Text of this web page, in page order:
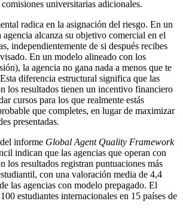
universitarias adicionales.
radica en la asignación del riesgo. En un
alcanza su objetivo comercial en el
independientemente de si después recibes
En un modelo alineado con los
la agencia no gana nada a menos que te
diferencia estructural significa que las
los resultados tienen un incentivo financiero
cursos para los que realmente estás
que completes, en lugar de maximizar
presentadas.
informe Global Agent Quality Framework
indican que las agencias que operan con
los resultados registran puntuaciones más
con una valoración media de 4,4
las agencias con modelo prepagado. El
estudiantes internacionales en 15 países de